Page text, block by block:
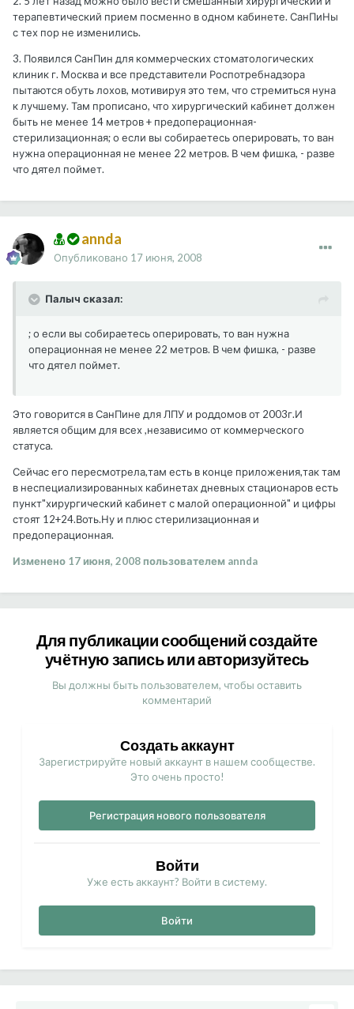
терапевтический прием посменно в одном кабинете. СанПиНы
с тех пор не изменились.
3. Появился СанПин для коммерческих стоматологических
клиник г. Москва и все представители Роспотребнадзора
пытаются обуть лохов, мотивируя это тем, что стремиться нуна
к лучшему. Там прописано, что хирургический кабинет должен
быть не менее 14 метров + предоперационная-
стерилизационная; о если вы собираетесь оперировать, то ван
нужна операционная не менее 22 метров. В чем фишка, - разве
что дятел поймет.
annda
Опубликовано 17 июня, 2008
Палыч сказал:
; о если вы собираетесь оперировать, то ван нужна
операционная не менее 22 метров. В чем фишка, - разве
что дятел поймет.
Это говорится в СанПине для ЛПУ и роддомов от 2003г.И
является общим для всех ,независимо от коммерческого
статуса.
Сейчас его пересмотрела,там есть в конце приложения,так там
в неспециализированных кабинетах дневных стационаров есть
пункт"хирургический кабинет с малой операционной" и цифры
стоят 12+24.Воть.Ну и плюс стерилизационная и
предоперационная.
Изменено 17 июня, 2008пользователем annda
Для публикации сообщений создайте
учётную запись или авторизуйтесь
Вы должны быть пользователем, чтобы оставить
комментарий
Создать аккаунт
Зарегистрируйте новый аккаунт в нашем сообществе.
Это очень просто!
Регистрация нового пользователя
Войти
Уже есть аккаунт? Войти в систему.
Войти